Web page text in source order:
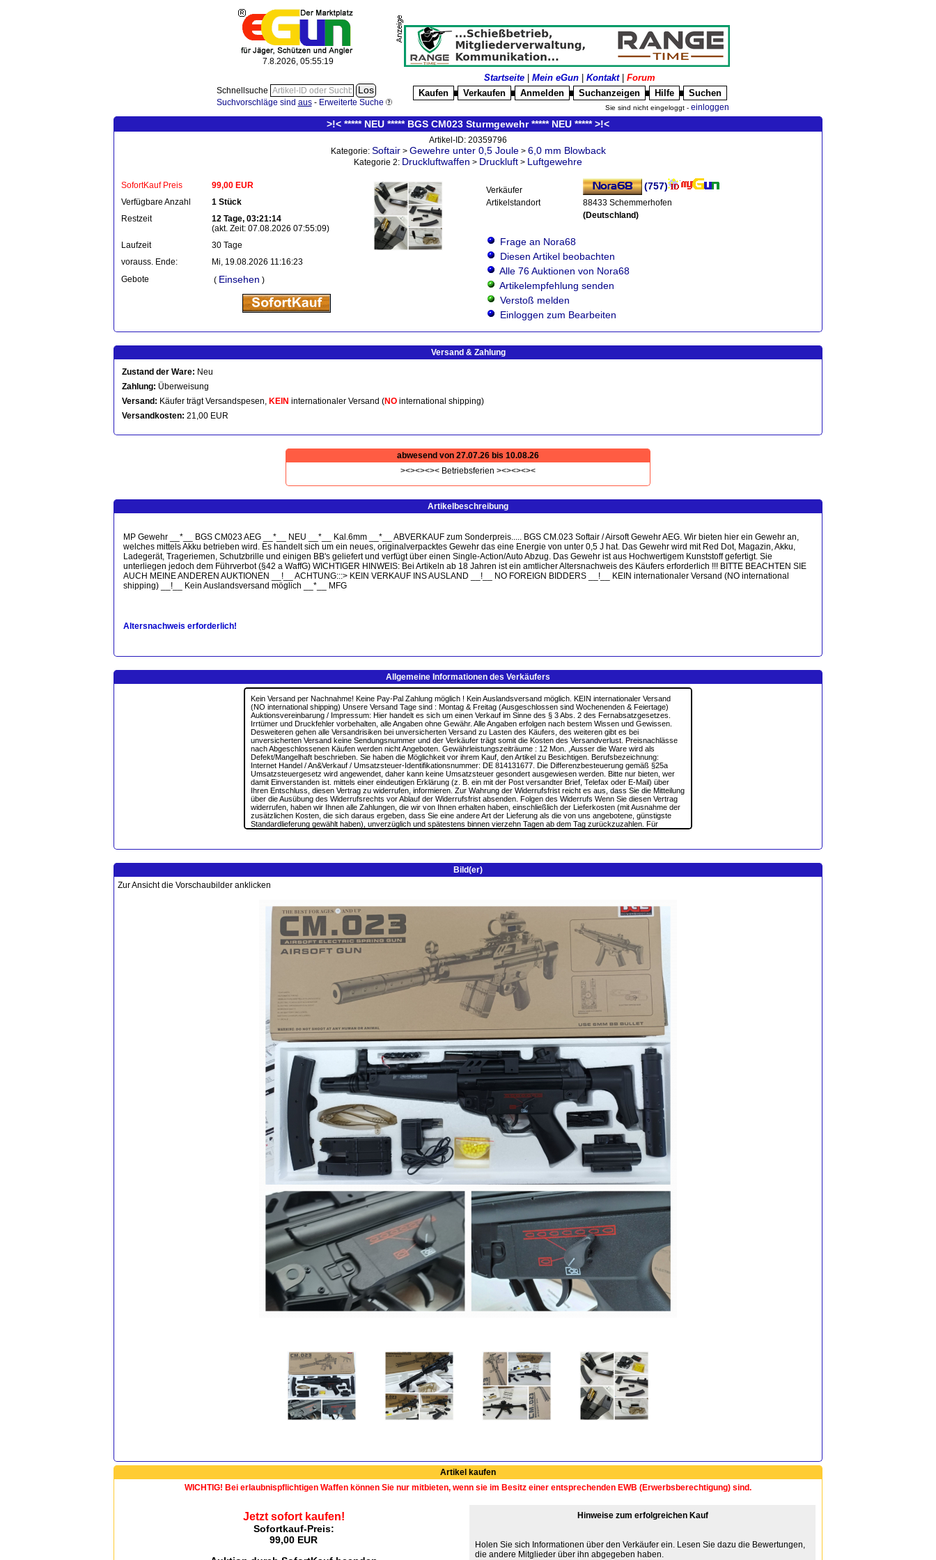
7.8.2026, 05:55:20
Schnellsuche
Suchvorschläge sind aus- Erweiterte Suche
Startseite Mein eGun Kontakt| Forum
Kaufen
Verkaufen Anmelden Suchanzeigen Hilfe Suchen
Sie sind nicht eingeloggt - einloggen
>!< ***** NEU ***** BGS CM023 Sturmgewehr ***** NEU ***** >!<
Artikel-ID: 20359796
Kategorie: Softair> Gewehre unter 0,5 Joule> 6,0 mm Blowback
Kategorie 2: Druckluftwaffen > Druckluft > Luftgewehre
SofortKauf Preis
99,00 EUR
Verfügbare Anzahl
1 Stück
Restzeit
12 Tage, 03:21:14
(akt. Zeit: 07.08.2026 07:55:09)
Laufzeit
30 Tage
vorauss. Ende:
Mi, 19.08.2026 11:16:23
Gebote
( Einsehen )
Verkäufer (757)
Artikelstandort
88433 Schemmerhofen
(Deutschland)
Frage an Nora68
Diesen Artikel beobachten
Alle 76 Auktionen von Nora68
Artikelempfehlung senden
Verstoß melden
Einloggen zum Bearbeiten
Versand & Zahlung
Zustand der Ware: Neu
Zahlung: Überweisung
Versand: Käufer trägt Versandspesen, KEIN internationaler Versand (NO international shipping)
Versandkosten: 21,00 EUR
abwesend von 27.07.26 bis 10.08.26
><><><>< Betriebsferien ><><><><
Artikelbeschreibung
MP Gewehr __*__ BGS CM023 AEG __*__ NEU __*__ Kal.6mm __*__ ABVERKAUF zum Sonderpreis..... BGS CM.023 Softair / Airsoft Gewehr AEG. Wir bieten hier ein Gewehr an,
welches mittels Akku betrieben wird. Es handelt sich um ein neues, originalverpacktes Gewehr das eine Energie von unter 0,5 J hat. Das Gewehr wird mit Red Dot, Magazin, Akku,
Ladegerät, Trageriemen, Schutzbrille und einigen BB's geliefert und verfügt über einen Single-Action/Auto Abzug. Das Gewehr ist aus Hochwertigem Kunststoff gefertigt. Sie
unterliegen jedoch dem Führverbot (§42 a WaffG) WICHTIGER HINWEIS: Bei Artikeln ab 18 Jahren ist ein amtlicher Altersnachweis des Käufers erforderlich !!! BITTE BEACHTEN SIE
AUCH MEINE ANDEREN AUKTIONEN __!__ ACHTUNG:::> KEIN VERKAUF INS AUSLAND __!__ NO FOREIGN BIDDERS __!__ KEIN internationaler Versand (NO international
shipping) __!__ Kein Auslandsversand möglich __*__ MFG
Altersnachweis erforderlich!
Allgemeine Informationen des Verkäufers
Bild(er)
Zur Ansicht die Vorschaubilder anklicken
Artikel kaufen
WICHTIG! Bei erlaubnispflichtigen Waffen können Sie nur mitbieten, wenn sie im Besitz einer entsprechenden EWB (Erwerbsberechtigung) sind.
Jetzt sofort kaufen!
Sofortkauf-Preis:
99,00 EUR
Hinweise zum erfolgreichen Kauf
Holen Sie sich Informationen über den Verkäufer ein. Lesen Sie dazu die Bewertungen,
die andere Mitglieder über ihn abgegeben haben.